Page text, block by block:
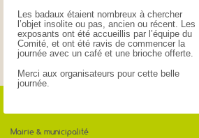
Les badaux étaient nombreux à chercher
l’objet insolite ou pas, ancien ou récent. Les
exposants ont été accueillis par l’équipe du
Comité, et ont été ravis de commencer la
journée avec un café et une brioche offerte.
Merci aux organisateurs pour cette belle
journée.
Mairie & municipalité